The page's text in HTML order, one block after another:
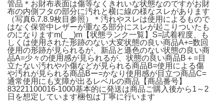
管品＊お財布表面は傷等なくきれいな状態なのですがお財
布の内側フタの部分に汚れと横に線の様なスレがあります
（写真6.7.8.9枚目参照）＊汚れやスレは使用によるもので
はなく保管中レザーが重なる部分にスレが起こりついたも
のになりますm(_ _)m【状態ランク一覧】S=試着程度、も
しくは使用された形跡のない大変状態の良い商品A+=数回
使用の形跡が見られるが、新品と遜色のない状態の良い商
品A=少々の使用感が見られるが、状態の良い商品B＋=目
立たない汚れや小傷などが見られる商品B=使用による傷
や汚れが見られる商品Bー=かなり使用感が目立つ商品C=
通常使用にも支障が出るレベルの商品【商品番号】
83221100016-1000基本的に発送は商品ご購入後から1～2
日を想定しています梱包は丁寧に行います